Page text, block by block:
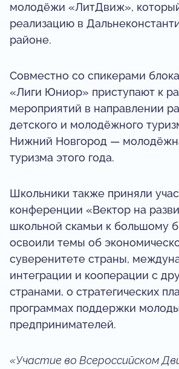
молодёжи «ЛитДвиж»,
реализацию в
районе.
Совместно со спикерами
«Лиги Юниор» приступают к
мероприятий в направлении
детского и молодёжного
Нижний Новгород —
туризма этого года.
Школьники также приняли
конференции «Вектор на
школьной скамьи к большому
освоили темы об
суверенитете страны,
интеграции и кооперации с
странами, о стратегических
программах поддержки
предпринимателей.
«Участие во Всероссийском